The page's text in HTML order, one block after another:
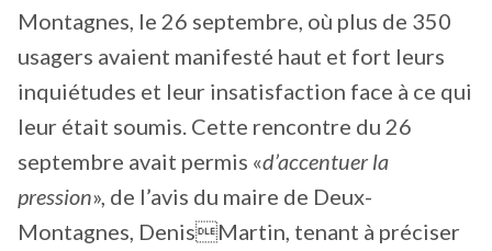
Montagnes, le 26 septembre, où plus de 350
usagers avaient manifesté haut et fort leurs
inquiétudes et leur insatisfaction face à ce qui
leur était soumis. Cette rencontre du 26
septembre avait permis «d’accentuer la
pression», de l’avis du maire de Deux-
Montagnes, DenisMartin, tenant à préciser